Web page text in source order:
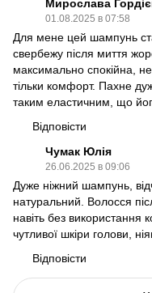
Мирослава
01.08.2025 в 07:58
Для мене цей шампунь
свербежу після миття
максимально спокійна,
тільки комфорт. Пахне
таким еластичним, що
Відповісти
Чумак Юлія
26.06.2025 в 09:06
Дуже ніжний шампунь,
натуральний. Волосся
навіть без використання
чутливої шкіри голови,
Відповісти